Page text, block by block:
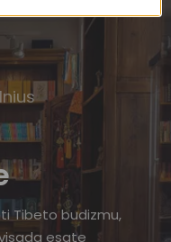
Tibeto budizmu,
esate